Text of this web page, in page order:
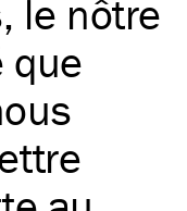
le nôtre
que